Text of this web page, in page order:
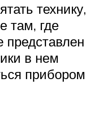
технику,
там, где
в нем
прибором